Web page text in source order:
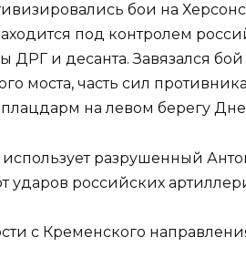
бои на
под контролем
ДРГ и десанта. Завязался
моста, часть сил
на левом берегу
разрушенный
ударов российских
с Кременского